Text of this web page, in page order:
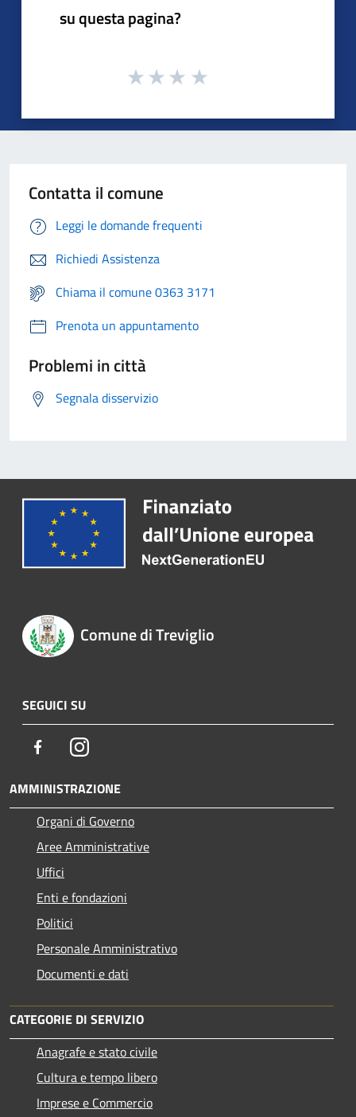
su questa pagina?
Contatta il comune
Leggi le domande frequenti
Richiedi Assistenza
Chiama il comune 0363 3171
Prenota un appuntamento
Problemi in città
Segnala disservizio
Comune di Treviglio
SEGUICI SU
FacebookInstagram
AMMINISTRAZIONE
Organi di Governo
Aree Amministrative
Uffici
Enti e fondazioni
Politici
Personale Amministrativo
Documenti e dati
CATEGORIE DI SERVIZIO
Anagrafe e stato civile
Cultura e tempo libero
Imprese e Commercio